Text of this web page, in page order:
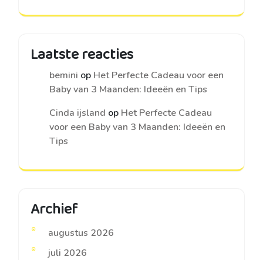
Laatste reacties
bemini op Het Perfecte Cadeau voor een
Baby van 3 Maanden: Ideeën en Tips
Cinda ijsland op Het Perfecte Cadeau
voor een Baby van 3 Maanden: Ideeën en
Tips
Archief
augustus 2026
juli 2026